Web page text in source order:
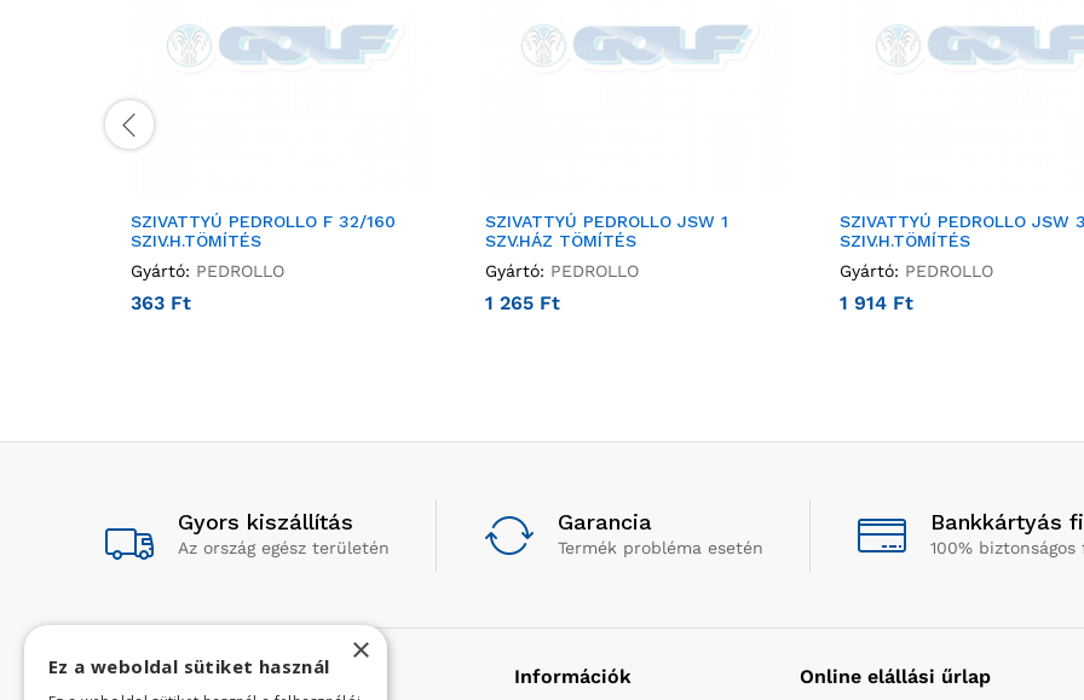
SZIVATTYÚ PEDROLLO F 32/160
SZIV.H.TÖMÍTÉS
Gyártó: PEDROLLO
363 Ft
SZIVATTYÚ PEDROLLO JSW 1
SZV.HÁZ TÖMÍTÉS
Gyártó: PEDROLLO
1 265 Ft
SZIVATTYÚ PEDROLLO JSW
SZIV.H.TÖMÍTÉS
Gyártó: PEDROLLO
1 914 Ft
Gyors kiszállítás
Az ország egész területén
Garancia
Termék probléma esetén
Bankkártyás
100% biztonságos
Rólunk Információk Online elállási űrlap
×
Ez a weboldal sütiket használ